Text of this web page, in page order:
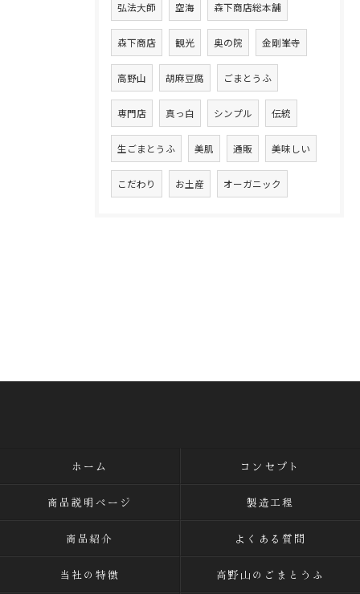
弘法大師 空海 森下商店総本舗
森下商店 観光 奥の院 金剛峯寺
高野山 胡麻豆腐 ごまとうふ
専門店 真っ白 シンプル 伝統
生ごまとうふ 美肌 通販 美味しい
こだわり お土産 オーガニック
ホーム コンセプト
商品説明ページ 製造工程
商品紹介 よくある質問
当社の特徴 高野山のごまとうふ